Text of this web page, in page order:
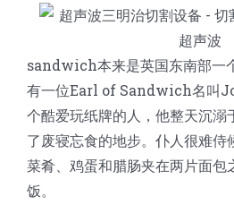
挤出奶酪切片
寿司切割机
冷冻面团切割
牛轧糖切割
阿胶糕切片
宠物食品
sandwich本来是英国东南部一
有一位Earl of Sandwich名叫
个酷爱玩纸牌的人，他整天沉溺
了废寝忘食的地步。仆人很难侍
菜肴、鸡蛋和腊肠夹在两片面包
饭。